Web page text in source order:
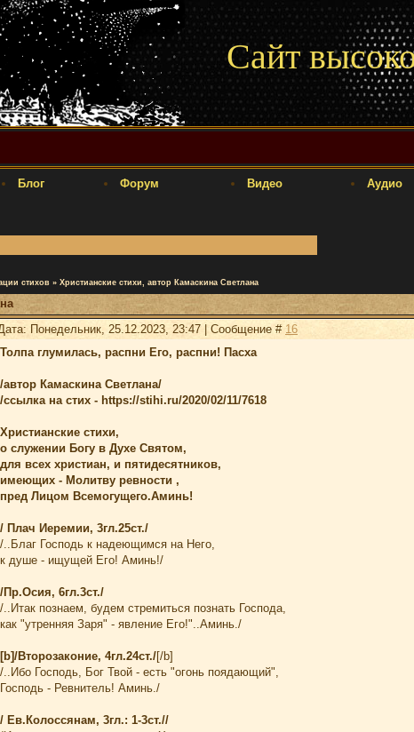
Сайт
Блог Форум Видео Аудио
стихов » Христианские стихи, автор Камаскина Светлана
Понедельник, 25.12.2023, 23:47 | Сообщение # 16
Толпа глумилась, распни Его, распни! Пасха
/автор Камаскина Светлана/
/ссылка на стих - https://stihi.ru/2020/02/11/7618
Христианские стихи,
о служении Богу в Духе Святом,
для всех христиан, и пятидесятников,
имеющих - Молитву ревности ,
пред Лицом Всемогущего.Аминь!
/ Плач Иеремии, 3гл.25ст./
/..Благ Господь к надеющимся на Него,
к душе - ищущей Его! Аминь!/
/Пр.Осия, 6гл.3ст./
/..Итак познаем, будем стремиться познать Господа,
как "утренняя Заря" - явление Его!"..Аминь./
[b]/Второзаконие, 4гл.24ст./[/b]
/..Ибо Господь, Бог Твой - есть "огонь поядающий",
Господь - Ревнитель! Аминь./
/ Ев.Колоссянам, 3гл.: 1-3ст.//